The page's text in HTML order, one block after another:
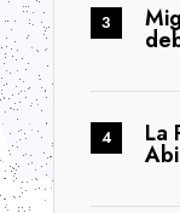
La